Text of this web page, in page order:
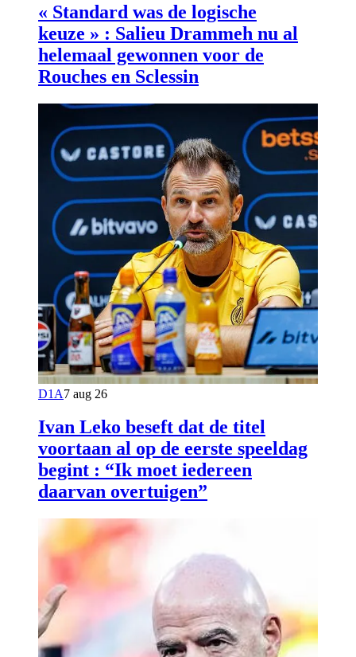
« Standard was de logische
keuze » : Salieu Drammeh nu al
helemaal gewonnen voor de
Rouches en Sclessin
D1A7 aug 26
Ivan Leko beseft dat de titel
voortaan al op de eerste speeldag
begint : “Ik moet iedereen
daarvan overtuigen”